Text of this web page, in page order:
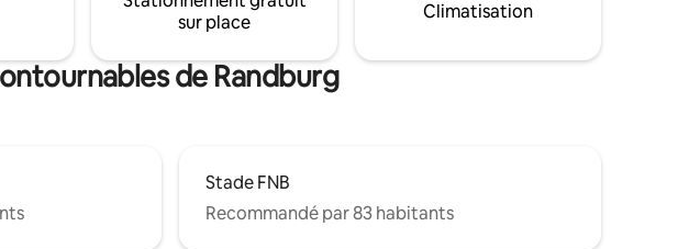
fournir un selfie, sinon nous ne
pas en mesure de confirmer
simple. Idéal pour les groupes, les
sur place
Climatisation
de Randburg
Stade FNB
Recommandé par 83 habitants